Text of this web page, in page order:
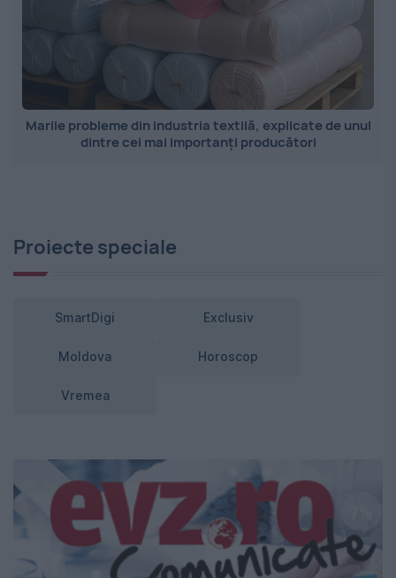
Marile probleme din industria textilă, explicate de unul
dintre cei mai importanți producători
Proiecte speciale
SmartDigi Exclusiv
Moldova Horoscop
Vremea